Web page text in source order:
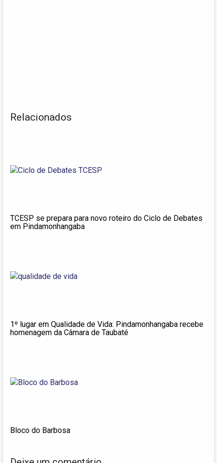
Relacionados
TCESP se prepara para novo roteiro do Ciclo de Debates
em Pindamonhangaba
1º lugar em Qualidade de Vida: Pindamonhangaba recebe
homenagem da Câmara de Taubaté
Bloco do Barbosa